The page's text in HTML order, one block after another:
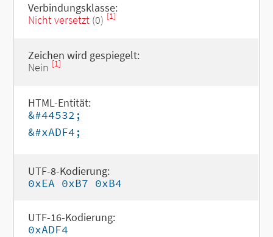
Verbindungsklasse:
Nicht versetzt(0) [1]
Zeichen wird gespiegelt:
Nein [1]
HTML-Entität:
&#44532;
&#xADF4;
UTF-8-Kodierung:
0xEA 0xB7 0xB4
UTF-16-Kodierung:
0xADF4